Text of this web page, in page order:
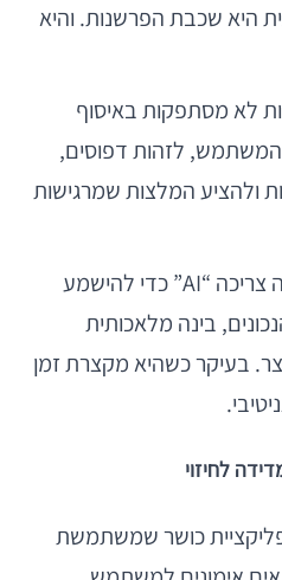
היא שכבת הפרשנות. והיא
לא מסתפקות באיסוף
לזהות דפוסים,
ולהציע המלצות שמרגישות
זה לא אומר שכל אפליקציה צריכה “AI” כדי להישמע
בינה מלאכותית
בעיקר כשהיא מקצרת זמן
כושר שמשתמשת